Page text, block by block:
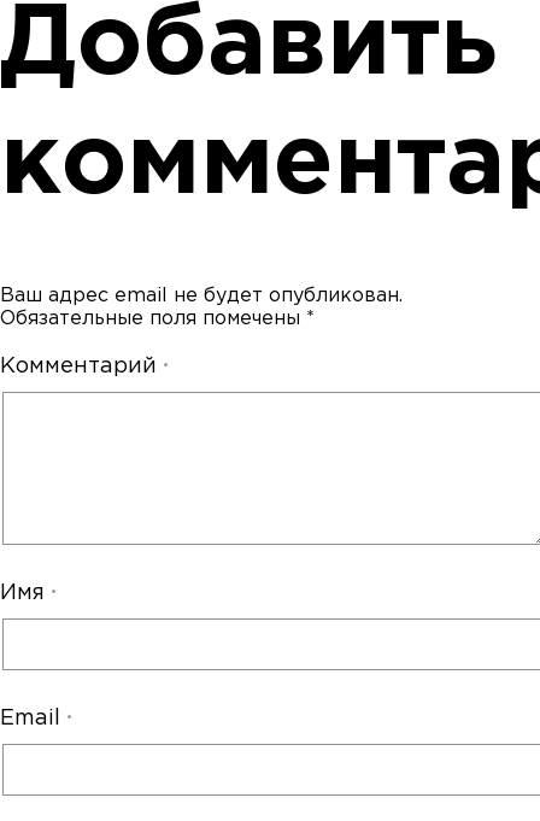
Добавить
Ваш адрес email не будет опубликован.
Обязательные поля помечены *
Комментарий *
Имя *
Email *